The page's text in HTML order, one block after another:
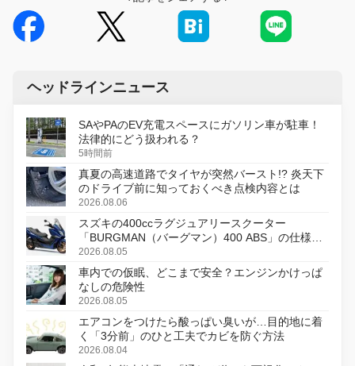
ヘッドラインニュース
SAやPAのEV充電スペースにガソリン車が駐車！
法律的にどう扱われる？
5時間前
真夏の高速道路でタイヤが突然バースト!? 炎天下
のドライブ前に知っておくべき点検内容とは
2026.08.06
スズキの400ccラグジュアリースクーター
「BURGMAN（バーグマン）400 ABS」の仕様を
変更し、8月18日に発売
2026.08.05
車内での仮眠、どこまで安全？エンジンかけっぱ
なしの危険性
2026.08.05
エアコンをつけたら酸っぱい臭いが…目的地に着
く「3分前」のひと工夫でカビを防ぐ方法
2026.08.04